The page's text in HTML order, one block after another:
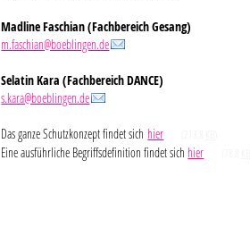
Madline Faschian (Fachbereich Gesang)
m.faschian@boeblingen.de
Selatin Kara (Fachbereich DANCE)
s.kara@boeblingen.de
Das ganze Schutzkonzept findet sich hier
Eine ausführliche Begriffsdefinition findet sich hier